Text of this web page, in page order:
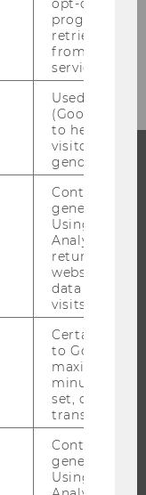
STUDENTS
opt-out,
progress or
retrieving a
from AMP
service.
Used by
(Google Tag
to help
visitors by
gender or
Contains a
generated
Using this
Analytics can
returning
website and
data from
visits.
Certain data
to Google
maximum of
minute. As
set, certain
transfers are
Contains a
generated
Using this